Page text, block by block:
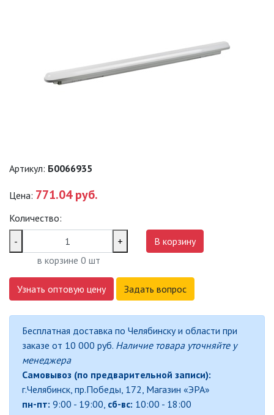
ОФИСНЫЕ ПОДВЕСНЫЕ
СВЕТИЛЬНИКИ «GEOMETRIA»
САДОВЫЕ ФАСАДНЫЕ
СВЕТИЛЬНИКИ
РАСТЕНИЙ (ФИТОСВЕТИЛЬНИКИ)
ЭЛЕКТРОМОНТАЖА
БАКТЕРИЦИДНЫЕ ЛАМПЫ
ДАТЧИКИ ДВИЖЕНИЯ И
ФОТОРЕЛЕ
Артикул: Б0066935
Цена: 771.04 руб.
Количество:
-
+
в корзине 0 шт
В корзину
Узнать оптовую цену Задать вопрос
Бесплатная доставка по Челябинску и области при
заказе от 10 000 руб. Наличие товара уточняйте у
менеджера
Самовывоз (по предварительной записи):
г.Челябинск, пр.Победы, 172, Магазин «ЭРА»
пн-пт: 9:00 - 19:00, сб-вс: 10:00 - 18:00